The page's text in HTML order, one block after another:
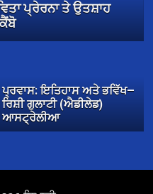
ਪ੍ਰੇਰਨਾ ਤੇ ਉਤਸ਼ਾਹ
ਪ੍ਰਵਾਸ: ਇਤਿਹਾਸ ਅਤੇ ਭਵਿੱਖ—
ਰਿਸ਼ੀ ਗੁਲਾਟੀ (ਐਡੀਲੇਡ)
ਆਸਟ੍ਰੇਲੀਆ